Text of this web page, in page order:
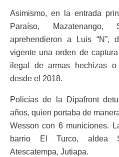
Asimismo, en la entrada
Paraíso, Mazatenango,
aprehendieron a Luis “N”,
vigente una orden de
ilegal de armas hechizas o
desde el 2018.
Policías de la Dipafront
años, quien portaba de
Wesson con 6 municiones.
barrio El Turco, aldea
Atescatempa, Jutiapa.